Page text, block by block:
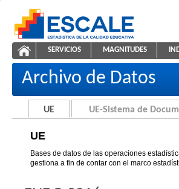
ESCALE - Unidad de Estadística
UE
NAVEGACIÓN
SERVICIOS MAGNITUDES
Archivo de Datos
UE UE-Sistema de
UE
Bases de datos de las operaciones
gestiona a fin de contar con el marco